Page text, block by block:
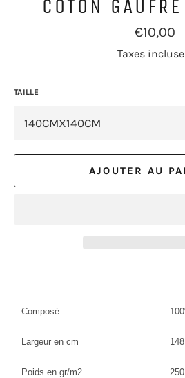
COTON
Prix
régulier
€10,00
Taxes
TAILLE
AJOUTER AU
Composé
Largeur en cm 148
Poids en gr/m2 250